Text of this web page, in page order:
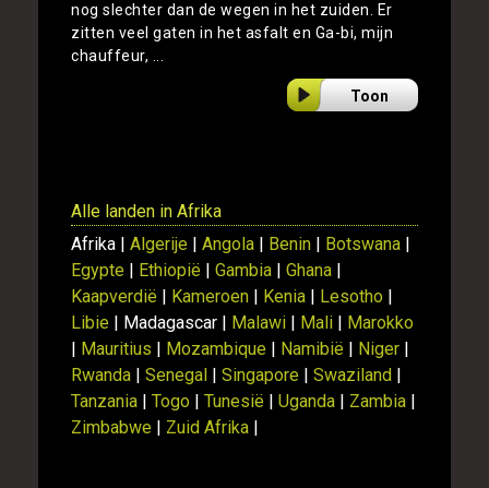
nog slechter dan de wegen in het zuiden. Er
zitten veel gaten in het asfalt en Ga-bi, mijn
chauffeur, ...
Toon
Alle landen in Afrika
Afrika | Algerije | Angola | Benin | Botswana |
Egypte | Ethiopië | Gambia | Ghana |
Kaapverdië | Kameroen | Kenia | Lesotho |
Libie | Madagascar | Malawi | Mali | Marokko
| Mauritius | Mozambique | Namibië | Niger |
Rwanda | Senegal | Singapore | Swaziland |
Tanzania | Togo | Tunesië | Uganda | Zambia |
Zimbabwe | Zuid Afrika |